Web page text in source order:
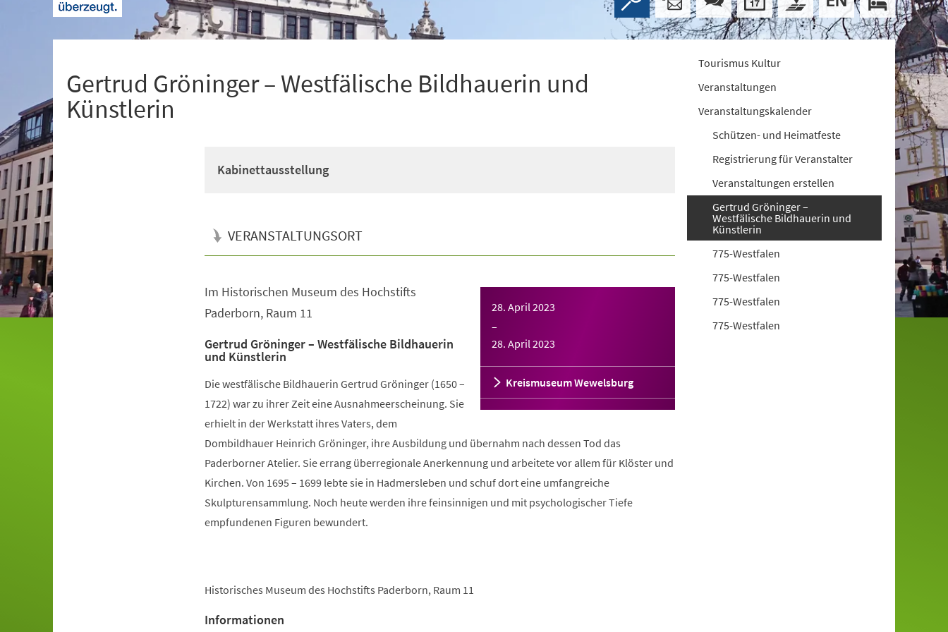
Gertrud Gröninger – Westfälische Bildhauerin und
Künstlerin
Kabinettausstellung
VERANSTALTUNGSORT
28. April 2023
–
28. April 2023
Kreismuseum Wewelsburg
Im Historischen Museum des Hochstifts
Paderborn, Raum 11
Gertrud Gröninger – Westfälische Bildhauerin
und Künstlerin
Die westfälische Bildhauerin Gertrud Gröninger (1650 –
1722) war zu ihrer Zeit eine Ausnahmeerscheinung. Sie
erhielt in der Werkstatt ihres Vaters, dem
Dombildhauer Heinrich Gröninger, ihre Ausbildung und übernahm nach dessen Tod das
Paderborner Atelier. Sie errang überregionale Anerkennung und arbeitete vor allem für Klöster und
Kirchen. Von 1695 – 1699 lebte sie in Hadmersleben und schuf dort eine umfangreiche
Skulpturensammlung. Noch heute werden ihre feinsinnigen und mit psychologischer Tiefe
empfundenen Figuren bewundert.
Historisches Museum des Hochstifts Paderborn, Raum 11
Informationen
Tourismus Kultur
Veranstaltungen
Veranstaltungskalender
Schützen- und Heimatfeste
Registrierung für Veranstalter
Veranstaltungen erstellen
Gertrud Gröninger –
Westfälische Bildhauerin und
Künstlerin
775-Westfalen
775-Westfalen
775-Westfalen
775-Westfalen